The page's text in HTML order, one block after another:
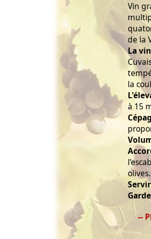
Vin
de la
La
la
à 15
olives.
Servir
Garde
--